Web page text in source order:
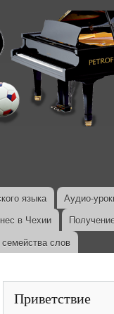
языка Аудио-
в Чехии
слов
Приветствие